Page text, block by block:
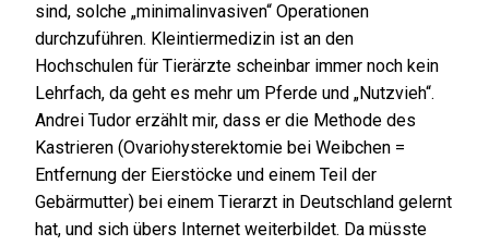
sind, solche „minimalinvasiven“ Operationen
durchzuführen. Kleintiermedizin ist an den
Hochschulen für Tierärzte scheinbar immer noch kein
Lehrfach, da geht es mehr um Pferde und „Nutzvieh“.
Andrei Tudor erzählt mir, dass er die Methode des
Kastrieren (Ovariohysterektomie bei Weibchen =
Entfernung der Eierstöcke und einem Teil der
Gebärmutter) bei einem Tierarzt in Deutschland gelernt
hat, und sich übers Internet weiterbildet. Da müsste